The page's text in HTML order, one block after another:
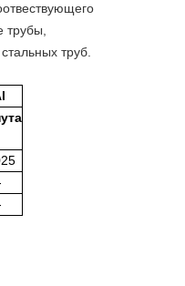
трубы,
труб.